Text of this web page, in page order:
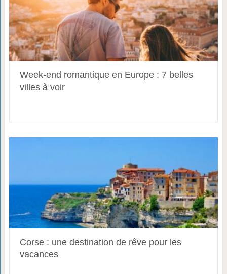
Week-end romantique en Europe : 7 belles
villes à voir
Corse : une destination de rêve pour les
vacances